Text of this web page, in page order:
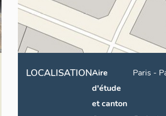
LOCALISATIONAire
d'étude
et canton
Paris -